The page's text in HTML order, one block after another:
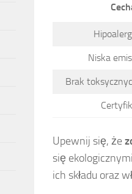
Niska
Brak
Upewnij się, że
się
ich składu oraz